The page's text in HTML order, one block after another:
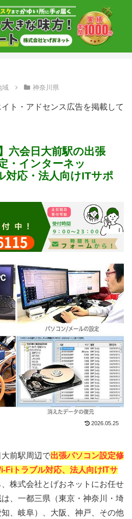
域 神奈川県
ト・アドセンス広告を掲載して
六会日大前駅の出張
・インターネッ
対応・法人向けITサポ
2026.05.25
前駅周辺で出張パソコン設定修
Fiトラブル対応、法人向けITサ
株式会社とげおネットにお任せ
、一都三県（東京・神奈川・埼
、岐阜）、大阪、神戸、その他